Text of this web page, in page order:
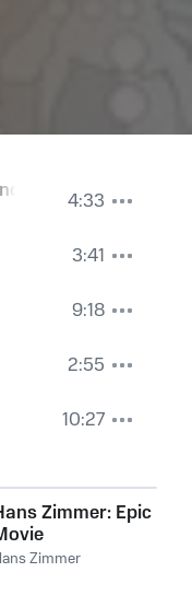
4:33
3:41
9:18
2:55
10:27
Zimmer: Epic
Zimmer